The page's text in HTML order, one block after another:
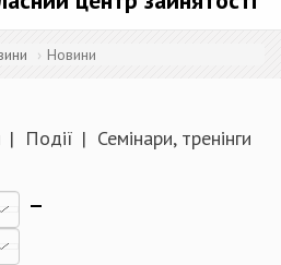
Новини
Події Семінари, тренінги